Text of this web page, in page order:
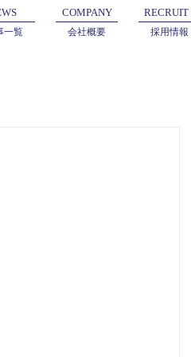
COMPANY RECRUIT
一覧 会社概要 採用情報